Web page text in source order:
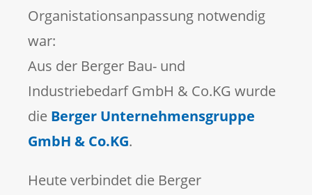
Organistationsanpassung notwendig
war:
Aus der Berger Bau- und
Industriebedarf GmbH & Co.KG wurde
die Berger Unternehmensgruppe
GmbH & Co.KG.
Heute verbindet die Berger